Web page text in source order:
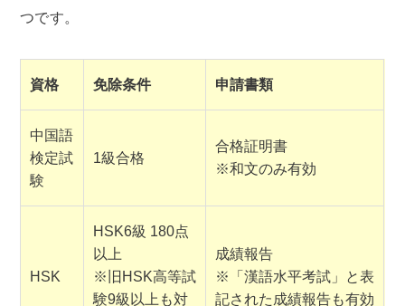
つです。
資格 免除条件 申請書類
中国語
検定試
験
1級合格
合格証明書
※和文のみ有効
HSK
HSK6級 180点
以上
※旧HSK高等試
験9級以上も対
成績報告
※「漢語水平考試」と表
記された成績報告も有効